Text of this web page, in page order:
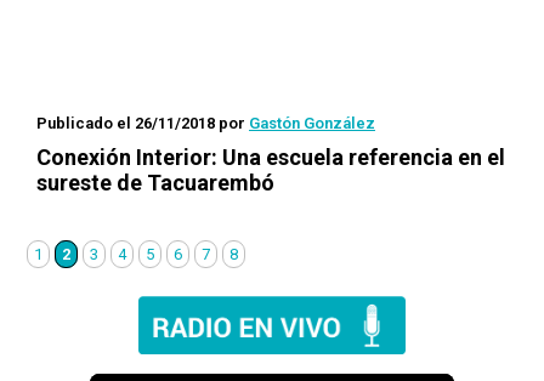
Publicado el 26/11/2018 por Gastón González
Conexión Interior: Una escuela referencia en el
sureste de Tacuarembó
1 2 3 4 5 6 7 8